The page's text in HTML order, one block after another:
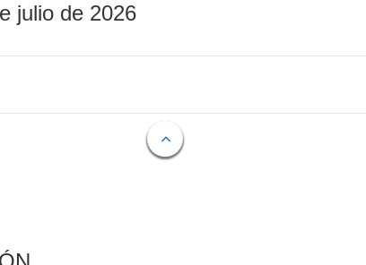
julio de 2026